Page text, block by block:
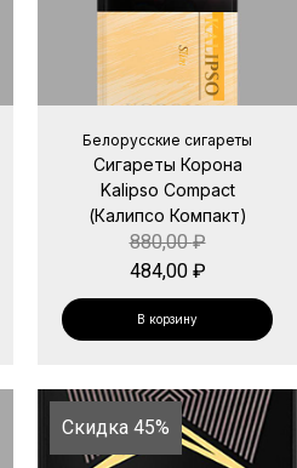
Белорусские сигареты
Сигареты Корона
Kalipso Compact
(Калипсо Компакт)
880,00₽
484,00 ₽
В корзину
Скидка 45%